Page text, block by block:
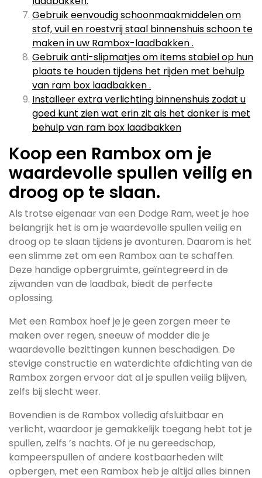
Gebruik eenvoudig schoonmaakmiddelen om
stof, vuil en roestvrij staal binnenshuis schoon te
maken in uw Rambox-laadbakken .
Gebruik anti-slipmatjes om items stabiel op hun
plaats te houden tijdens het rijden met behulp
van ram box laadbakken .
Installeer extra verlichting binnenshuis zodat u
goed kunt zien wat erin zit als het donker is met
behulp van ram box laadbakken
Koop een Rambox om je
waardevolle spullen veilig en
droog op te slaan.
Als trotse eigenaar van een Dodge Ram, weet je hoe
belangrijk het is om je waardevolle spullen veilig en
droog op te slaan tijdens je avonturen. Daarom is het
een slimme zet om een Rambox aan te schaffen.
Deze handige opbergruimte, geïntegreerd in de
zijwanden van de laadbak, biedt de perfecte
oplossing.
Met een Rambox hoef je je geen zorgen meer te
maken over regen, sneeuw of modder die je
waardevolle bezittingen kunnen beschadigen. De
stevige constructie en waterdichte afdichting van de
Rambox zorgen ervoor dat al je spullen veilig blijven,
zelfs bij slecht weer.
Bovendien is de Rambox volledig afsluitbaar en
verlicht, waardoor je gemakkelijk toegang hebt tot je
spullen, zelfs ’s nachts. Of je nu gereedschap,
kampeerspullen of andere kostbaarheden wilt
opbergen, met een Rambox heb je altijd alles binnen